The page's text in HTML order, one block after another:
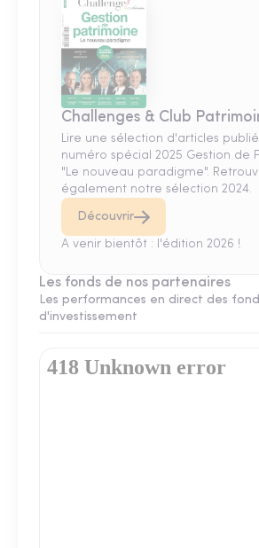
Challenges & Club
Lire une sélection d'articles
numéro spécial 2025 Gestion de
"Le nouveau paradigme".
également notre sélection 2024.
Découvrir
A venir bientôt : l'édition 2026 !
Les fonds de nos partenaires
Les performances en direct des
d'investissement